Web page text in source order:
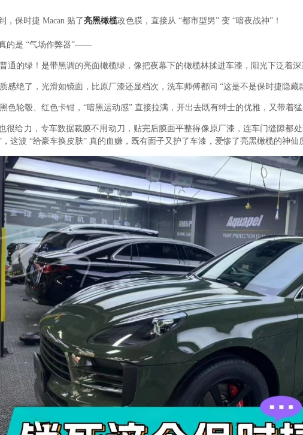
，保时捷 Macan 贴了亮黑橄榄改色膜，直接从 “都市型男” 变 “暗夜战神”！
的是 “气场作弊器”——
通的绿！是带黑调的亮面橄榄绿，像把夜幕下的橄榄林揉进车漆，阳光下泛着
感绝了，光滑如镜面，比原厂漆还显档次，洗车师傅都问 “这是不是保时捷隐藏
色轮毂、红色卡钳，“暗黑运动感” 直接拉满，开出去既有绅士的优雅，又带着
很给力，专车数据裁膜不用动刀，贴完后膜面平整得像原厂漆，连车门缝隙都
，这波 “给豪车换皮肤” 真的血赚，既有面子又护了车漆，爱惨了亮黑橄榄的神仙